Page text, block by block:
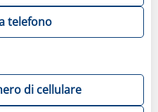
telefono
di cellulare